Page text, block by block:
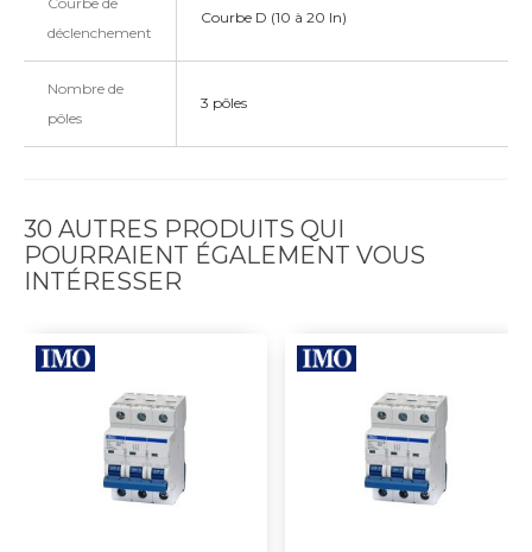
déclenchement
Courbe D (10 à 20 In)
Nombre de
pôles
3 pôles
30 AUTRES PRODUITS QUI
POURRAIENT ÉGALEMENT VOUS
INTÉRESSER